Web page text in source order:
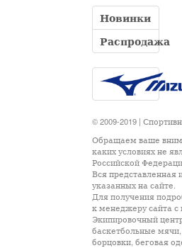
Новинки
Распродажа
© 2009-2019 |
Обращаем ваше
каких условиях не
Российской
Вся представленная
указанных на сайте.
Для получения
к менеджеру сайта
Экипировочный
баскетбольные
борцовки, беговая